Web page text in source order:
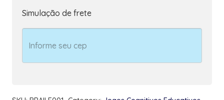
inclusivo
com
Simulação de frete